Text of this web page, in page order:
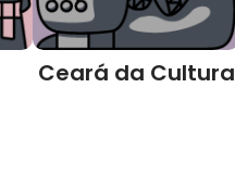
Ceará da Cultura